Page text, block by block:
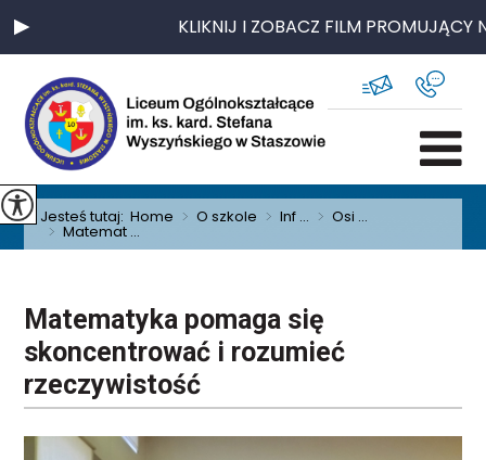
KLIKNIJ I ZOBACZ FILM PROMUJĄCY
Jesteś tutaj:Home > O szkole > Inf ... > Osi ...
> Matemat ...
Matematyka pomaga się
skoncentrować i rozumieć
rzeczywistość